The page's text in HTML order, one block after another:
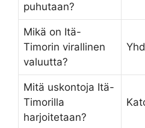
puhutaan?
Mikä on Itä-
Timorin virallinen
valuutta?
Mitä uskontoja Itä-
Timorilla
harjoitetaan?